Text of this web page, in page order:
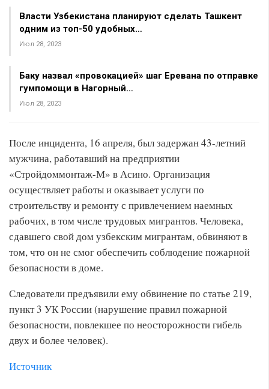
Власти Узбекистана планируют сделать Ташкент
одним из топ-50 удобных…
Июл 28, 2023
Баку назвал «провокацией» шаг Еревана по отправке
гумпомощи в Нагорный…
Июл 28, 2023
После инцидента, 16 апреля, был задержан 43-летний
мужчина, работавший на предприятии
«Стройдоммонтаж-М» в Асино. Организация
осуществляет работы и оказывает услуги по
строительству и ремонту с привлечением наемных
рабочих, в том числе трудовых мигрантов. Человека,
сдавшего свой дом узбекским мигрантам, обвиняют в
том, что он не смог обеспечить соблюдение пожарной
безопасности в доме.
Следователи предъявили ему обвинение по статье 219,
пункт 3 УК России (нарушение правил пожарной
безопасности, повлекшее по неосторожности гибель
двух и более человек).
Источник